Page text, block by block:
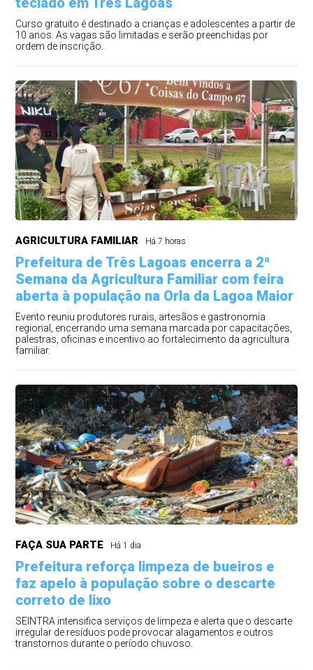
Curso gratuito é destinado a crianças e adolescentes a partir de
10 anos. As vagas são limitadas e serão preenchidas por
ordem de inscrição.
AGRICULTURA FAMILIAR Há 7 horas
Prefeitura de Três Lagoas encerra a 2ª
Semana da Agricultura Familiar com feira
aberta à população na Orla da Lagoa Maior
Evento reuniu produtores rurais, artesãos e gastronomia
regional, encerrando uma semana marcada por capacitações,
palestras, oficinas e incentivo ao fortalecimento da agricultura
familiar.
FAÇA SUA PARTE Há 1 dia
Prefeitura reforça limpeza de bueiros e
faz apelo à população sobre o descarte
correto de lixo
SEINTRA intensifica serviços de limpeza e alerta que o descarte
irregular de resíduos pode provocar alagamentos e outros
transtornos durante o período chuvoso.